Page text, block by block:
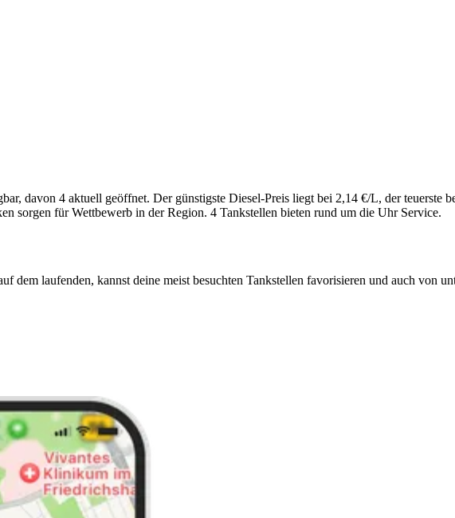
davon 4 aktuell geöffnet. Der günstigste Diesel-Preis liegt bei 2,14 €/L, der teuerste
sorgen für Wettbewerb in der Region. 4 Tankstellen bieten rund um die Uhr Service.
laufenden, kannst deine meist besuchten Tankstellen favorisieren und auch von